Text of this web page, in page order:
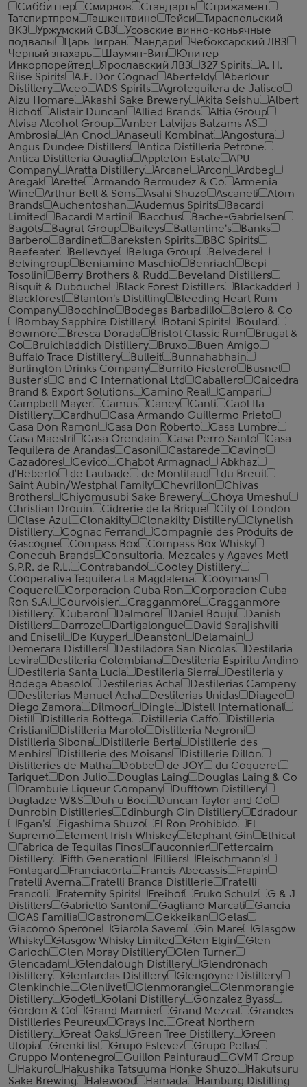
Сиббиттер
Смирнов Стандартъ
Стрижамент
Татспиртпром
Ташкентвино Тейси
Тираспольский
ВКЗ
Уржумский СВЗ
Усовские винно-коньячные
подвалы
Царь Тигран Чандари
Чебоксарский ЛВЗ
Черный знахарь
Шаумян-Вин
Юпитер
Инкорпорейтед
Ярославский ЛВЗ 327 Spirits
A. H.
Riise Spirits
A.E. Dor Cognac Aberfeldy
Aberlour
Distillery
Aceo ADS Spirits
Agrotequilera de Jalisco
Aizu Homare
Akashi Sake Brewery Akita Seishu
Albert
Bichot
Alistair Duncan Allied Brands
Altia Group
Alvisa Alcohol Group
Amber Latvijas Balzams AS
Ambrosia
An Cnoc Anaseuli Kombinat
Angostura
Angus Dundee Distillers
Antica Distilleria Petrone
Antica Distilleria Quaglia
Appleton Estate
APU
Company
Aratta Distillery Arcane Arcon
Ardbeg
Aregak
Arette Armando Bermudez & Co
Armenia
Wine
Arthur Bell & Sons Asahi Shuzo Ascaneli
Atom
Brands
Auchentoshan Audemus Spirits
Bacardi
Limited
Bacardi Martini Bacchus
Bache-Gabrielsen
Bagots
Bagrat Group Baileys Ballantine's
Banks
Barbero
Bardinet Bareksten Spirits
BBC Spirits
Beefeater
Bellevoye Beluga Group
Belvedere
Belvingroup
Beniamino Maschio Benriach
Bepi
Tosolini
Berry Brothers & Rudd
Beveland Distillers
Bisquit & Dubouche
Black Forest Distillers
Blackadder
Blackforest
Blanton's Distilling
Bleeding Heart Rum
Company
Bocchino Bodegas Barbadillo
Bolero & Co
Bombay Sapphire Distillery
Botani Spirits
Boulard
Bowmore
Bresca Dorada Bristol Classic Rum
Brugal &
Co
Bruichladdich Distillery Bruxo
Buen Amigo
Buffalo Trace Distillery
Bulleit
Bunnahabhain
Burlington Drinks Company
Burrito Fiestero
Busnel
Buster's
C and C International Ltd Caballero
Caicedra
Brand & Export Solutions
Camino Real
Campari
Campbell Mayer
Camus Caney Canti
Caol Ila
Distillery
Cardhu
Casa Armando Guillermo Prieto
Casa Don Ramon
Casa Don Roberto
Casa Lumbre
Casa Maestri
Casa Orendain Casa Perro Santo
Casa
Tequilera de Arandas
Casoni Castarede
Cavino
Cazadores
Cevico Chabot Armagnac
Abkhaz
d'Heberto
de Laubade de Montifaud
du Breuil
Saint Aubin/Westphal Family
Chevrillon
Chivas
Brothers
Chiyomusubi Sake Brewery
Choya Umeshu
Christian Drouin
Cidrerie de la Brique
City of London
Clase Azul
Clonakilty Clonakilty Distillery
Clynelish
Distillery
Cognac Ferrand
Compagnie des Produits de
Gascogne
Compass Box
Compass Box Whisky
Conecuh Brands
Consultoria. Mezcales y Agaves Metl
S.P.R. de R.L.
Contrabando
Cooley Distillery
Cooperativa Tequilera La Magdalena
Cooymans
Coquerel
Corporacion Cuba Ron
Corporacion Cuba
Ron S.A.
Courvoisier Cragganmore
Cragganmore
Distillery
Cubaron Dalmore Daniel Bouju
Danish
Distillers
Darroze Dartigalongue
David Sarajishvili
and Eniseli
De Kuyper Deanston
Delamain
Demerara Distillers
Destiladora San Nicolas
Destilaria
Levira
Destileria Colombiana
Destileria Espiritu Andino
Destileria Santa Lucia
Destileria Sierra
Destileria y
Bodega Abasolo
Destilerias Acha
Destilerias Campeny
Destilerias Manuel Acha
Destilerias Unidas
Diageo
Diego Zamora
Dilmoor Dingle
Distell International
Distil
Distilleria Bottega Distilleria Caffo
Distilleria
Cristiani
Distilleria Marolo
Distilleria Negroni
Distilleria Sibona
Distillerie Berta
Distillerie des
Menhirs
Distillerie des Moisans
Distillerie Dillon
Distilleries de Matha
Dobbe de JOY
du Coquerel
Tariquet
Don Julio Douglas Laing
Douglas Laing & Co
Drambuie Liqueur Company
Dufftown Distillery
Dugladze W&S
Duh u Boci
Duncan Taylor and Co
Dunrobin Distilleries
Edinburgh Gin Distillery
Edradour
Egan's
Eigashima Shuzo El Ron Prohibido
El
Supremo
Element Irish Whiskey Elephant Gin
Ethical
Fabrica de Tequilas Finos
Fauconnier
Fettercairn
Distillery
Fifth Generation Filliers
Fleischmann's
Fontagard
Franciacorta Francis Abecassis
Frapin
Fratelli Averna
Fratelli Branca Distillerie
Fratelli
‎Francoli
Fraternity Spirits Freihof Fruko Schulz
G & J
Distillers
Gabriello Santoni Gagliano Marcati
Gancia
GAS Familia
Gastronom Gekkeikan
Gelas
Giacomo Sperone
Giarola Savem Gin Mare
Glasgow
Whisky
Glasgow Whisky Limited Glen Elgin
Glen
Garioch
Glen Moray Distillery
Glen Turner
Glencadam
Glendalough Distillery
Glendronach
Distillery
Glenfarclas Distillery
Glengoyne Distillery
Glenkinchie
Glenlivet Glenmorangie
Glenmorangie
Distillery
Godet Golani Distillery
Gonzalez Byass
Gordon & Co
Grand Marnier Grand Mezcal
Grandes
Distilleries Peureux
Grays Inc.
Great Northern
Distillery
Great Oaks Green Tree Distillery
Green
Utopia
Grenki list Grupo Estevez
Grupo Pellas
Gruppo Montenegro
Guillon Painturaud
GVMT Group
Hakuro
Hakushika Tatsuuma Honke Shuzo
Hakutsuru
Sake Brewing
Halewood Hamada
Hamburg Distilling